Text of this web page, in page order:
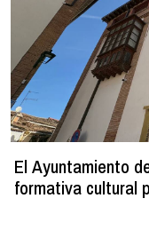
El Ayuntamiento
formativa cultural